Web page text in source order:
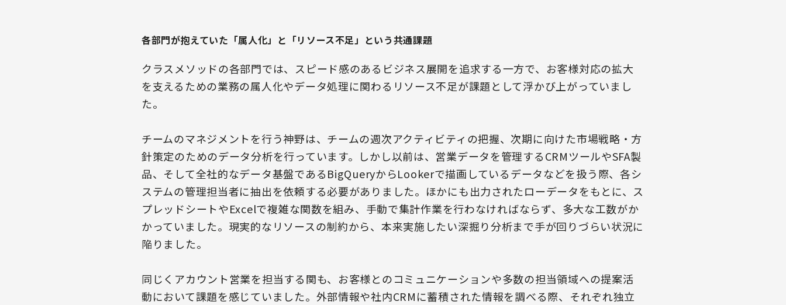
各部門が抱えていた「属人化」と「リソース不足」という共通課題
クラスメソッドの各部門では、スピード感のあるビジネス展開を追求する一方で、お客様対応の拡大
を支えるための業務の属人化やデータ処理に関わるリソース不足が課題として浮かび上がっていまし
た。
チームのマネジメントを行う神野は、チームの週次アクティビティの把握、次期に向けた市場戦略・方
針策定のためのデータ分析を行っています。しかし以前は、営業データを管理するCRMツールやSFA製
品、そして全社的なデータ基盤であるBigQueryからLookerで描画しているデータなどを扱う際、各シ
ステムの管理担当者に抽出を依頼する必要がありました。ほかにも出力されたローデータをもとに、ス
プレッドシートやExcelで複雑な関数を組み、手動で集計作業を行わなければならず、多大な工数がか
かっていました。現実的なリソースの制約から、本来実施したい深掘り分析まで手が回りづらい状況に
陥りました。
同じくアカウント営業を担当する関も、お客様とのコミュニケーションや多数の担当領域への提案活
動において課題を感じていました。外部情報や社内CRMに蓄積された情報を調べる際、それぞれ独立